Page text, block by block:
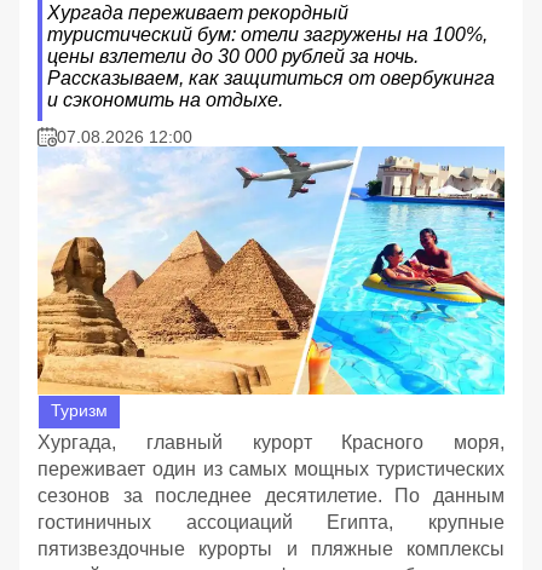
Хургада переживает рекордный
туристический бум: отели загружены на 100%,
цены взлетели до 30 000 рублей за ночь.
Рассказываем, как защититься от овербукинга
и сэкономить на отдыхе.
07.08.2026 12:00
Туризм
Хургада, главный курорт Красного моря,
переживает один из самых мощных туристических
сезонов за последнее десятилетие. По данным
гостиничных ассоциаций Египта, крупные
пятизвездочные курорты и пляжные комплексы